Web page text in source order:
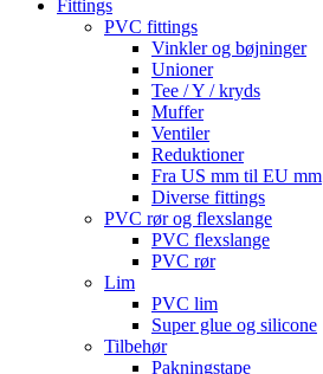
Fittings
PVC fittings
Vinkler og bøjninger
Unioner
Tee / Y / kryds
Muffer
Ventiler
Reduktioner
Fra US mm til EU mm
Diverse fittings
PVC rør og flexslange
PVC flexslange
PVC rør
Lim
PVC lim
Super glue og silicone
Tilbehør
Pakningstape